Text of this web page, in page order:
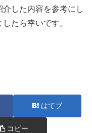
した内容を参考にし
たら幸いです。
はてブ
コピー